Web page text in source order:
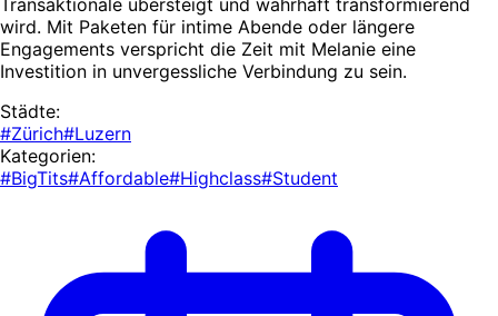
wird. Mit Paketen für intime Abende oder längere
Engagements verspricht die Zeit mit Melanie eine
Investition in unvergessliche Verbindung zu sein.
Städte:
#Zürich#Luzern
Kategorien:
#BigTits#Affordable#Highclass#Student